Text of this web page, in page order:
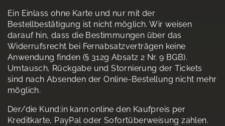
Ein Einlass ohne Karte und nur mit der
Bestellbestätigung ist nicht möglich. Wir weisen
darauf hin, dass die Bestimmungen über das
Widerrufsrecht bei Fernabsatzverträgen keine
Anwendung finden (§ 312g Absatz 2 Nr. 9 BGB).
Umtausch, Rückgabe und Stornierung der Tickets
sind nach Absenden der Online-Bestellung nicht mehr
möglich.
Der/die Kund:in kann online den Kaufpreis per
Kreditkarte, PayPal oder Sofortüberweisung zahlen.